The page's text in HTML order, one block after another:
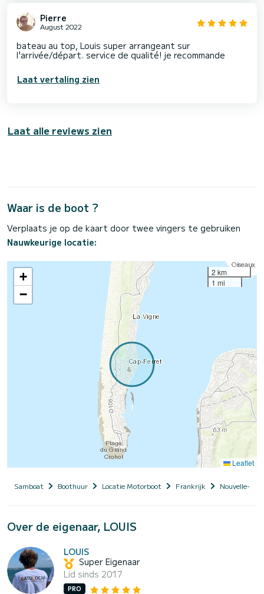
Pierre
August 2022
bateau au top, Louis super arrangeant sur
l'arrivée/départ. service de qualité! je recommande
Laat vertaling zien
Laat alle reviews zien
Waar is de boot ?
Verplaats je op de kaart door twee vingers te gebruiken
Nauwkeurige locatie:
+
−
2 km
1 mi
Leaflet
Samboat Boothuur Locatie Motorboot Frankrijk Nouvelle-
Over de eigenaar, LOUIS
LOUIS
Super Eigenaar
Lid sinds 2017
PRO